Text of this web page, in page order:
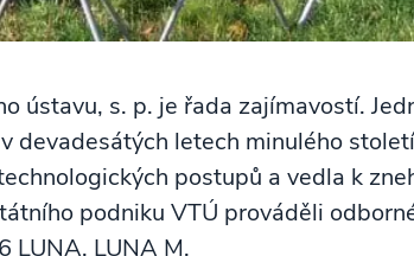
ústavu, s. p. je řada zajímavostí.
devadesátých letech minulého
postupů a vedla k
podniku VTÚ prováděli
LUNA, LUNA M.